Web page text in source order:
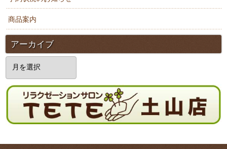
商品案内
アーカイブ
イ